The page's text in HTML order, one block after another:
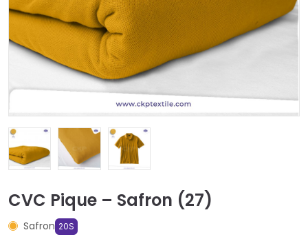
CVC Pique – Safron (27)
Safron 20S